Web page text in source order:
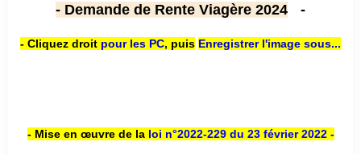
- Demande de Rente Viagère 2024 -
- Cliquez droit pour les PC, puis Enregistrer l'image sous...
- Mise en œuvre de la loi n°2022-229 du 23 février 2022 -